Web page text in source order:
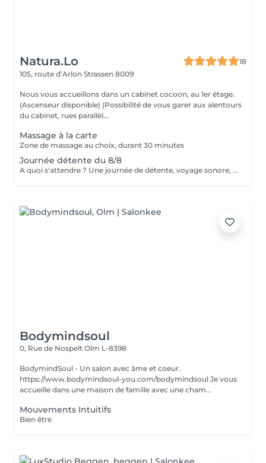
Natura.Lo
18
105, route d’Arlon Strassen 8009
Nous vous accueillons dans un cabinet cocoon, au 1er étage.
(Ascenseur disponible) (Possibilité de vous garer aux alentours
du cabinet, rues parallèl...
Massage à la carte
Zone de massage au choix, durant 30 minutes
Journée détente du 8/8
A quoi s'attendre ? Une journée de détente, voyage sonore, un massage relaxant de 25', un hydromassage, un goûter de 14h à 18h30.
Bodymindsoul
0, Rue de Nospelt Olm L-8398
BodymindSoul - Un salon avec âme et coeur.
https://www.bodymindsoul-you.com/bodymindsoul Je vous
accueille dans une maison de famille avec une cham...
Mouvements Intuitifs
Bien être